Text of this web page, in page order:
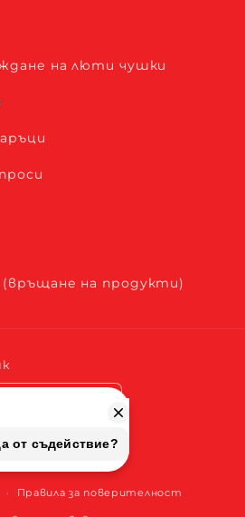
на люти чушки
на продукти)
Правила за поверителност